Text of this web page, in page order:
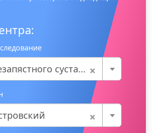
×
сустава
×